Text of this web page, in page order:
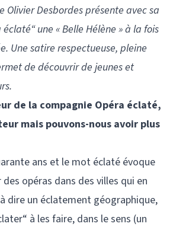
Olivier Desbordes présente avec sa
une « Belle Hélène » à la fois
Une satire respectueuse, pleine
de découvrir de jeunes et
de la compagnie Opéra éclaté,
mais pouvons-nous avoir plus
ans et le mot éclaté évoque
opéras dans des villes qui en
dire un éclatement géographique,
à les faire, dans le sens (un